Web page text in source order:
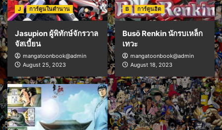
J การ์ตูนในตำนาน
Jasupion ผู้พิทักษ์จักรวาล
จัสเบี้ยน
mangatoonbook@admin
August 25, 2023
B การ์ตูนฮิต
Busō Renkin นักรบเหล็ก
เทวะ
mangatoonbook@admin
August 18, 2023